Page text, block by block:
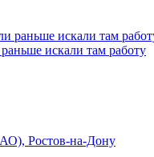
раньше искали там работу
Ростов-на-Дону